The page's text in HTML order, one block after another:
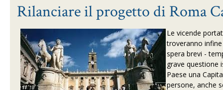
Rilanciare il progetto di Roma
Le vicende
troveranno
spera brevi -
grave questione
Paese una
persone, anche